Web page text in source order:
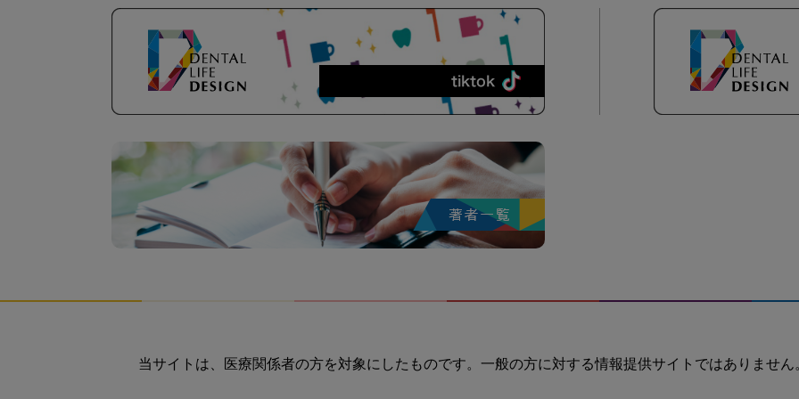
当サイトは、医療関係者の方を対象にしたものです。一般の方に対する情報提供サイトではありません